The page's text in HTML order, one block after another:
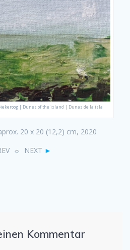
| Dunes of the island | Dunas de la isla
20 x 20 (12,2) cm, 2020
☼ NEXT ►
Kommentar